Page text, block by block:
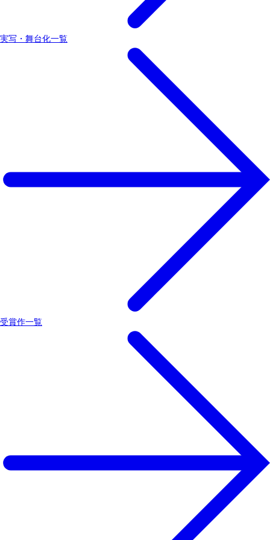
実写・舞台化一覧
受賞作一覧